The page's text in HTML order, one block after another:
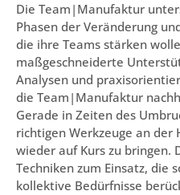
Die Team|Manufaktur
Phasen der Veränderung
die ihre Teams stärken
maßgeschneiderte
Analysen und
die Team|Manufaktur
Gerade in Zeiten des
richtigen Werkzeuge an der
wieder auf Kurs zu bringen.
Techniken zum Einsatz, die
kollektive Bedürfnisse